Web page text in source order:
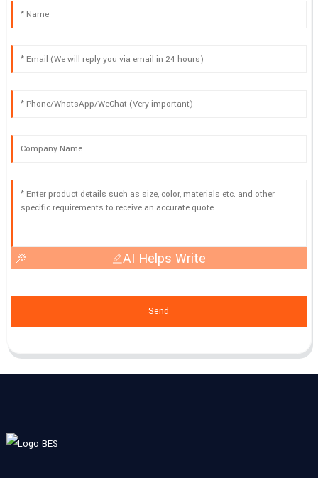
AI Helps Write
Send